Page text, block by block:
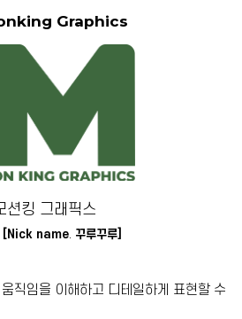
Graphics
션킹 그래픽스
[Nick name. 꾸루꾸루]
직임을 이해하고 디테일하게 표현할 수